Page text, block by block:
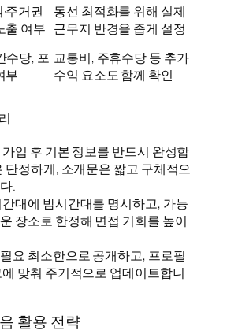
주거권
출 여부
동선 최적화를 위해 실제
근무지 반경을 좁게 설정
수당, 포
부
교통비, 주휴수당 등 추가
수익 요소도 함께 확인
입 후 기본 정보를 반드시 완성합
단정하게, 소개문은 짧고 구체적으
.
대에 밤시간대를 명시하고, 가능
장소로 한정해 면접 기회를 높이
요 최소한으로 공개하고, 프로필
맞춰 주기적으로 업데이트합니
활용 전략